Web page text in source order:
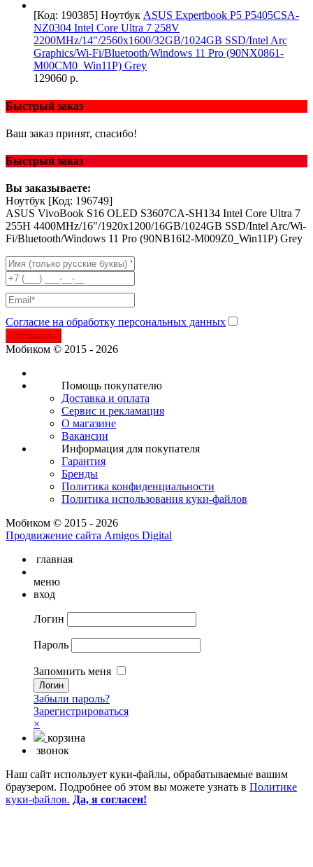
[Код: 190385] Ноутбук ASUS Expertbook P5 P5405CSA-
NZ0304 Intel Core Ultra 7 258V
2200MHz/14"/2560x1600/32GB/1024GB SSD/Intel Arc
Graphics/Wi-Fi/Bluetooth/Windows 11 Pro (90NX0861-
M00CM0_Win11P) Grey
129060 р.
Быстрый заказ
Ваш заказ принят, спасибо!
Быстрый заказ
Вы заказываете:
Ноутбук [Код: 196749]
ASUS VivoBook S16 OLED S3607CA-SH134 Intel Core Ultra 7
255H 4400MHz/16"/1920x1200/16GB/1024GB SSD/Intel Arc/Wi-
Fi/Bluetooth/Windows 11 Pro (90NB16I2-M009Z0_Win11P) Grey
Согласие на обработку персональных данных
Отправить
Мобиком © 2015 - 2026
Помощь покупателю
Доставка и оплата
Сервис и рекламация
О магазине
Вакансии
Информация для покупателя
Гарантия
Бренды
Политика конфиденциальности
Политика использования куки-файлов
Мобиком © 2015 - 2026
Продвижение сайта Amigos Digital
главная
меню
вход
Логин
Пароль
Запомнить меня
Забыли пароль?
Зарегистрироваться
×
корзина
звонок
Наш сайт использует куки-файлы, обрабатываемые вашим
браузером. Подробнее об этом вы можете узнать в Политике
куки-файлов. Да, я согласен!